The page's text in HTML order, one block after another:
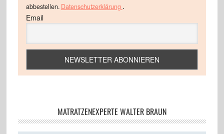
abbestellen. Datenschutzerklärung .
Email
MATRATZENEXPERTE WALTER BRAUN